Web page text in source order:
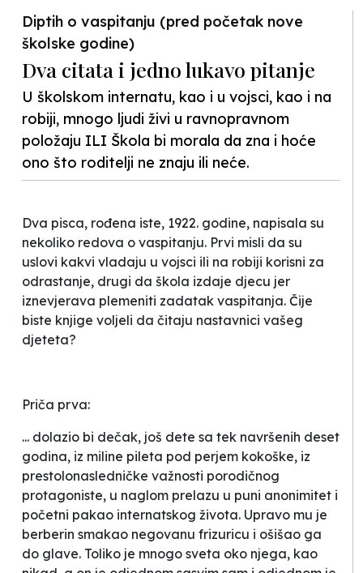
Diptih o vaspitanju (pred početak nove
školske godine)
Dva citata i jedno lukavo pitanje
U školskom internatu, kao i u vojsci, kao i na
robiji, mnogo ljudi živi u ravnopravnom
položaju ILI Škola bi morala da zna i hoće
ono što roditelji ne znaju ili neće.
Dva pisca, rođena iste, 1922. godine, napisala su
nekoliko redova o vaspitanju. Prvi misli da su
uslovi kakvi vladaju u vojsci ili na robiji korisni za
odrastanje, drugi da škola izdaje djecu jer
iznevjerava plemeniti zadatak vaspitanja. Čije
biste knjige voljeli da čitaju nastavnici vašeg
djeteta?
Priča prva:
... dolazio bi dečak, još dete sa tek navršenih deset
godina, iz miline pileta pod perjem kokoške, iz
prestolonasledničke važnosti porodičnog
protagoniste, u naglom prelazu u puni anonimitet i
početni pakao internatskog života. Upravo mu je
berberin smakao negovanu frizuricu i ošišao ga
do glave. Toliko je mnogo sveta oko njega, kao